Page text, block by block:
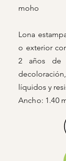
moho
Lona
o exterior
2 años de
líquidos y
Ancho: 1.40